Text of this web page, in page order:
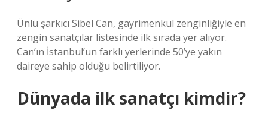
Ünlü şarkıcı Sibel Can, gayrimenkul zenginliğiyle en
zengin sanatçılar listesinde ilk sırada yer alıyor.
Can’ın İstanbul’un farklı yerlerinde 50’ye yakın
daireye sahip olduğu belirtiliyor.
Dünyada ilk sanatçı kimdir?